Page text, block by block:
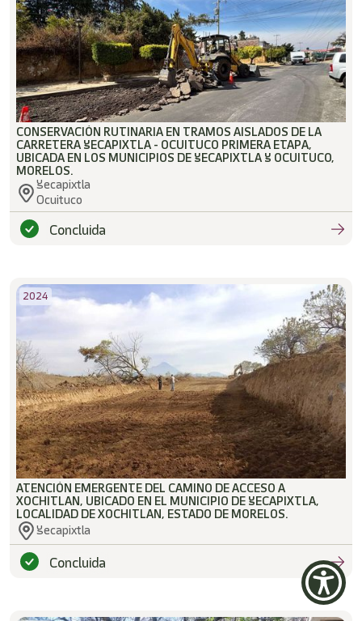
CONSERVACIÓN RUTINARIA EN TRAMOS AISLADOS DE LA
CARRETERA YECAPIXTLA - OCUITUCO PRIMERA ETAPA,
UBICADA EN LOS MUNICIPIOS DE YECAPIXTLA Y OCUITUCO,
MORELOS.
Yecapixtla
Ocuituco
Concluida
2024
ATENCIÓN EMERGENTE DEL CAMINO DE ACCESO A
XOCHITLAN, UBICADO EN EL MUNICIPIO DE YECAPIXTLA,
LOCALIDAD DE XOCHITLAN, ESTADO DE MORELOS.
Yecapixtla
Concluida